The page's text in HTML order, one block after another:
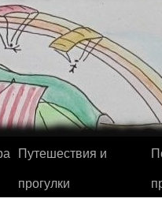
Путешествия и
прогулки